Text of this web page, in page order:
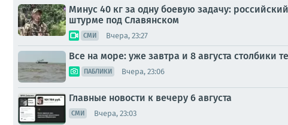
Минус 40 кг за одну боевую задачу:
штурме под Славянском
СМИ Вчера, 23:27
Все на море: уже завтра и 8 августа столбики
ПАБЛИКИ Вчера, 23:06
Главные новости к вечеру 6 августа
СМИ Вчера, 23:03